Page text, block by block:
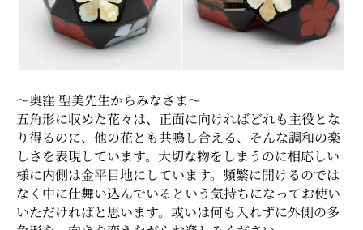
〜奥窪 聖美先生からみなさま～
五角形に収めた花々は、正面に向ければどれも主役とな
り得るのに、他の花とも共鳴し合える、そんな調和の楽
しさを表現しています。大切な物をしまうのに相応しい
様に内側は金平目地にしています。頻繁に開けるのでは
なく中に仕舞い込んでいるという気持ちになってお使い
いただければと思います。或いは何も入れずに外側の多